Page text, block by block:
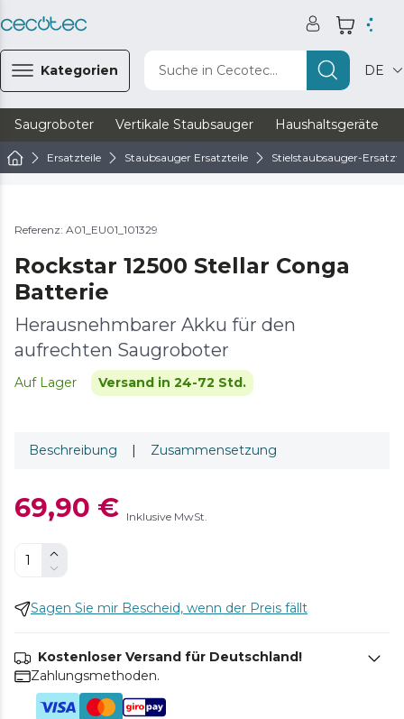
Kategorien Suche in Cecotec... DE
Saugroboter Vertikale Staubsauger Haushaltsgeräte
Ersatzteile Staubsauger Ersatzteile Stielstaubsauger-
Referenz: A01_EU01_101329
Rockstar 12500 Stellar Conga
Batterie
Herausnehmbarer Akku für den
aufrechten Saugroboter
Auf Lager Versand in 24-72 Std.
Beschreibung | Zusammensetzung
69,90 € Inklusive MwSt.
Sagen Sie mir Bescheid, wenn der Preis fällt
Kostenloser Versand für Deutschland!
Zahlungsmethoden.